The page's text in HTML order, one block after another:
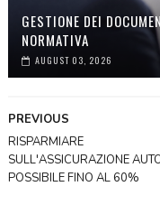
GESTIONE DEI
NORMATIVA
AUGUST 03, 2026
PREVIOUS
RISPARMIARE
SULL'ASSICURAZIONE
POSSIBILE FINO AL 60%